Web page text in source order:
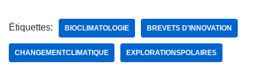
Étiquettes: BIOCLIMATOLOGIE BREVETS D'INNOVATION
CHANGEMENTCLIMATIQUE EXPLORATIONSPOLAIRES